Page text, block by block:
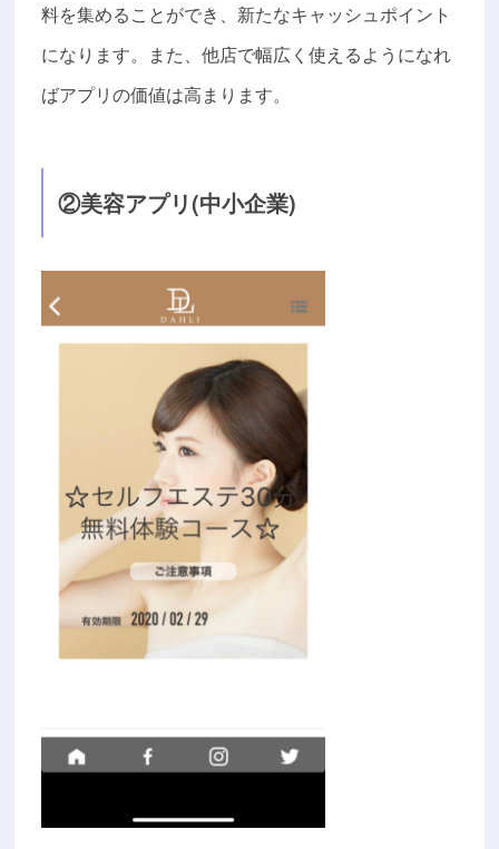
料を集めることができ、新たなキャッシュポイント
になります。また、他店で幅広く使えるようになれ
ばアプリの価値は高まります。
②美容アプリ(中小企業)